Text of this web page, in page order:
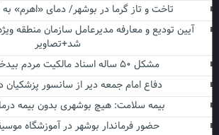
تاخت و تاز گرما در بوشهر/ دمای «اهرم» به ۵۲ درجه رسید
آیین تودیع و معارفه مدیرعامل سازمان منطقه
شد+تصاویر
مشکل ۵۰ ساله اسناد مالکیت مردم بیدخون حل شد
دفاع امام جمعه دیر از سانسور پزشکیان
بیمه سلامت: هیچ بوشهری بدون بیمه
حضور فرماندار بوشهر در آموزشگاه